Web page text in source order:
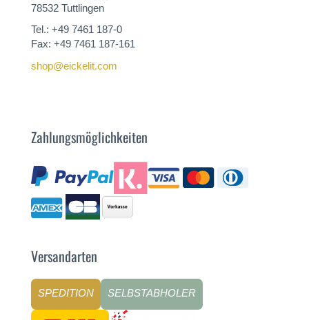
78532 Tuttlingen
Tel.: +49 7461 187-0
Fax: +49 7461 187-161
shop@eickelit.com
Zahlungsmöglichkeiten
Versandarten
SPEDITION SELBSTABHOLER